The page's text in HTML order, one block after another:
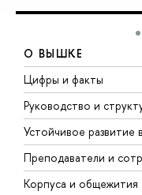
О ВЫШКЕ
Цифры и факты
Руководство и
Устойчивое
Преподаватели и
Корпуса и общежития